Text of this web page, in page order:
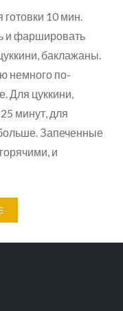
10 мин.
и фаршировать
баклажаны.
немного по-
Для цуккини,
минут, для
Запеченные
и